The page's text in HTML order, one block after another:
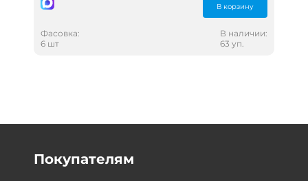
В корзину
Фасовка:
6 шт
В наличии:
63 уп.
Покупателям